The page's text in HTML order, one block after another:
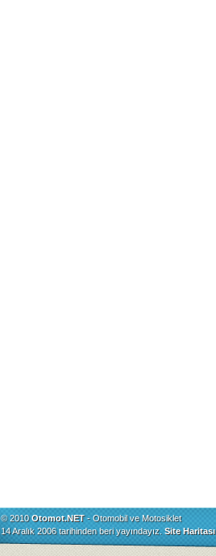
© 2010Otomot.NET- Otomobil ve Motosiklet
14 Aralık 2006 tarihinden beri yayındayız. Site Haritası